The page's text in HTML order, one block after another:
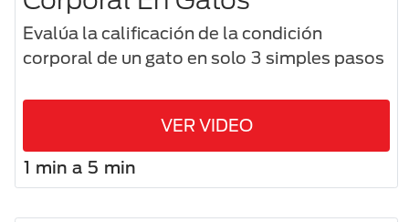
Evalúa la calificación de la condición
corporal de un gato en solo 3 simples pasos
VER VIDEO
1 min a 5 min